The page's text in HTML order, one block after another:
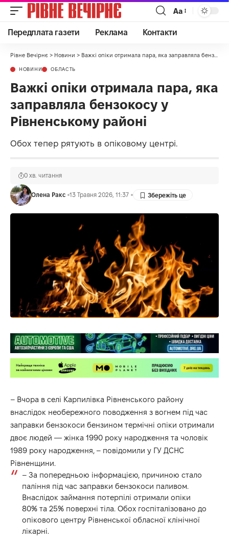
Аа
Передплата газети Реклама Контакти
Рівне Вечірнє > Новини > Важкі опіки отримала пара, яка заправляла бензокосу у Рівненському районі
НОВИНИ ОБЛАСТЬ
Важкі опіки отримала пара, яка
заправляла бензокосу у
Рівненському районі
Обох тепер рятують в опіковому центрі.
Олена Ракс 13 Травня 2026, 11:37
0 хв. читання
– Вчора в селі Карпилівка Рівненського району
внаслідок необережного поводження з вогнем під час
заправки бензокоси бензином термічні опіки отримали
двоє людей — жінка 1990 року народження та чоловік
1989 року народження, – повідомили у ГУ ДСНС
Рівненщини.
– За попередньою інформацією, причиною стало
паління під час заправки бензокоси паливом.
Внаслідок займання потерпілі отримали опіки
80% та 25% поверхні тіла. Обох госпіталізовано до
опікового центру Рівненської обласної клінічної
лікарні.